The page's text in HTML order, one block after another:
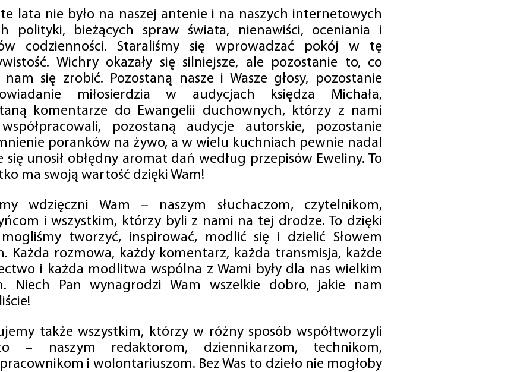
te lata nie było na naszej antenie i na naszych internetowych
polityki, bieżących spraw świata, nienawiści, oceniania i
codzienności. Staraliśmy się wprowadzać pokój w tę
Wichry okazały się silniejsze, ale pozostanie to, co
nam się zrobić. Pozostaną nasze i Wasze głosy, pozostanie
miłosierdzia w audycjach księdza Michała,
komentarze do Ewangelii duchownych, którzy z nami
pozostaną audycje autorskie, pozostanie
poranków na żywo, a w wielu kuchniach pewnie nadal
się unosił obłędny aromat dań według przepisów Eweliny. To
ma swoją wartość dzięki Wam!
wdzięczni Wam – naszym słuchaczom, czytelnikom,
i wszystkim, którzy byli z nami na tej drodze. To dzięki
tworzyć, inspirować, modlić się i dzielić Słowem
Każda rozmowa, każdy komentarz, każda transmisja, każde
i każda modlitwa wspólna z Wami były dla nas wielkim
Niech Pan wynagrodzi Wam wszelkie dobro, jakie nam
także wszystkim, którzy w różny sposób współtworzyli
– naszym redaktorom, dziennikarzom, technikom,
i wolontariuszom. Bez Was to dzieło nie mogłoby